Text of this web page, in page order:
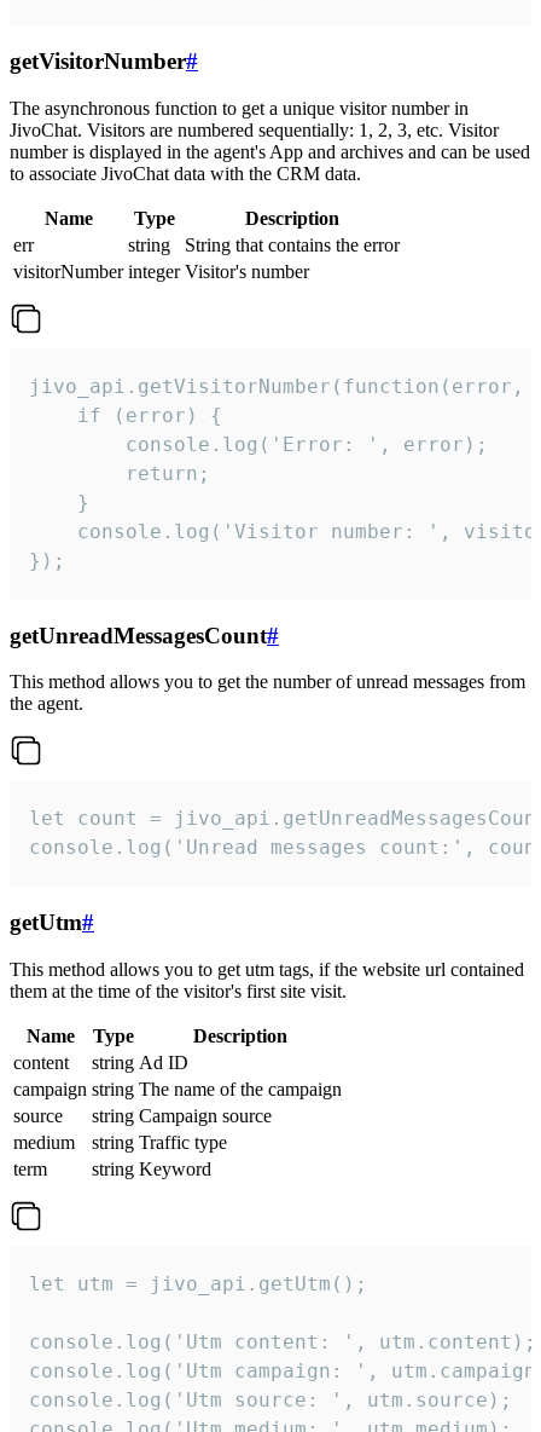
getVisitorNumber#
The asynchronous function to get a unique visitor number in
JivoChat. Visitors are numbered sequentially: 1, 2, 3, etc. Visitor
number is displayed in the agent's App and archives and can be used
to associate JivoChat data with the CRM data.
Name Type
Description
err
string
String that contains the error
visitorNumber integer Visitor's number
jivo_api.getVisitorNumber(function(error,
    if (error) {
        console.log('Error: ', error);
        return;
    }
console.log('Visitor number: ',
});
getUnreadMessagesCount#
This method allows you to get the number of unread messages from
the agent.
let count =
console.log('Unread messages count:',
getUtm#
This method allows you to get utm tags, if the website url contained
them at the time of the visitor's first site visit.
Name Type
Description
content
string Ad ID
campaign string The name of the campaign
source
string Campaign source
medium
string Traffic type
term
string Keyword
let utm = jivo_api.getUtm();
console.log('Utm content: ', utm.content);
console.log('Utm campaign: ',
console.log('Utm source: ', utm.source);